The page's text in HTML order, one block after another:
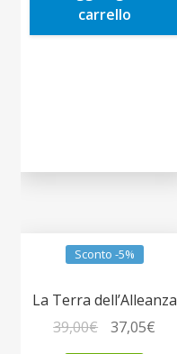
carrello
Sconto -5%
La Terra dell’Alleanza
39,00€
prezzo
37,05€